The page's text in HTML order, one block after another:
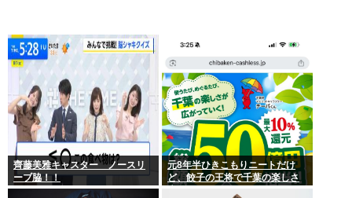
齊藤美雅キャスター ノースリ
ーブ脇！！
元8年半ひきこもりニートだけ
ど、餃子の王将で千葉の楽しさ